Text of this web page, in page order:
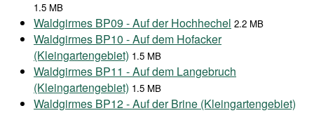
1.5 MB
Waldgirmes BP09 - Auf der Hochhechel 2.2 MB
Waldgirmes BP10 - Auf dem Hofacker
(Kleingartengebiet) 1.5 MB
Waldgirmes BP11 - Auf dem Langebruch
(Kleingartengebiet) 1.5 MB
Waldgirmes BP12 - Auf der Brine (Kleingartengebiet)